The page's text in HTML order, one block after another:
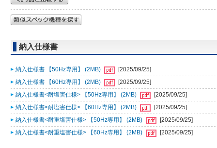
納入仕様書
納入仕様書 【50Hz専用】 (2MB)
[2025/09/25]
納入仕様書 【60Hz専用】 (2MB)
[2025/09/25]
納入仕様書<耐塩害仕様> 【50Hz専用】 (2MB)
[2025/09/25]
納入仕様書<耐塩害仕様> 【60Hz専用】 (2MB)
[2025/09/25]
納入仕様書<耐重塩害仕様> 【50Hz専用】 (2MB)
[2025/09/25]
納入仕様書<耐重塩害仕様> 【60Hz専用】 (2MB)
[2025/09/25]